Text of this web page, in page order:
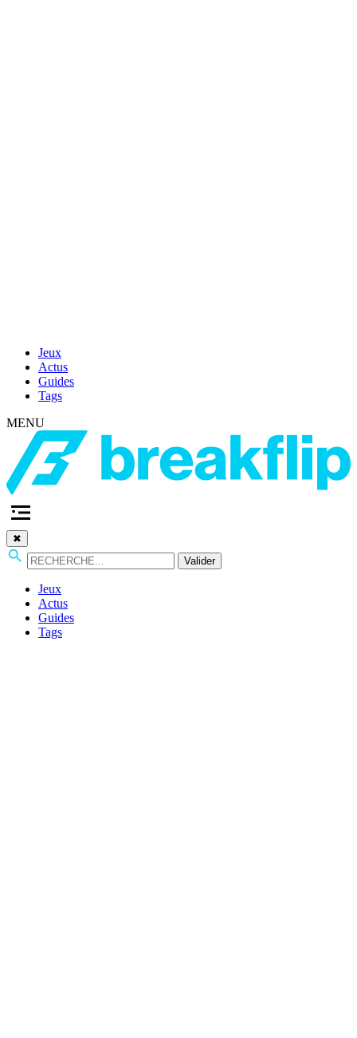
Jeux
Actus
Guides
Tags
MENU
✖
Valider
Jeux
Actus
Guides
Tags